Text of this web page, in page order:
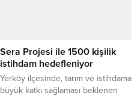
Sera Projesi ile 1500 kişilik
istihdam hedefleniyor
Yerköy ilçesinde, tarım ve istihdama
büyük katkı sağlaması beklenen